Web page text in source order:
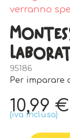
verranno
95186
Per imparare
10,99 €
(iva inclusa)